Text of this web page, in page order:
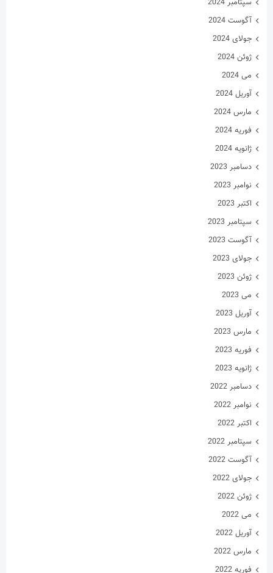
آوریل 2024
مارس 2024
فوریه 2024
ژانویه 2024
دسامبر 2023
نوامبر 2023
اکتبر 2023
سپتامبر 2023
آگوست 2023
جولای 2023
ژوئن 2023
آوریل 2023
مارس 2023
فوریه 2023
ژانویه 2023
دسامبر 2022
نوامبر 2022
اکتبر 2022
سپتامبر 2022
آگوست 2022
جولای 2022
ژوئن 2022
آوریل 2022
مارس 2022
فوریه 2022
ژانویه 2022
دسامبر 2021
نوامبر 2021
اکتبر 2021